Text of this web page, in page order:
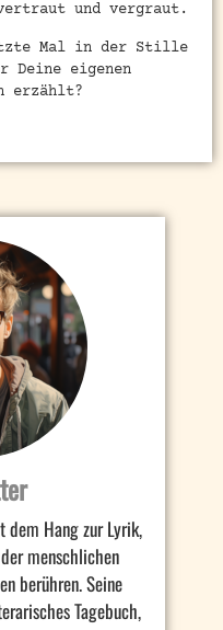
und vergraut.
Mal in der Stille
Deine eigenen
erzählt?
Hang zur Lyrik,
menschlichen
berühren. Seine
Tagebuch,